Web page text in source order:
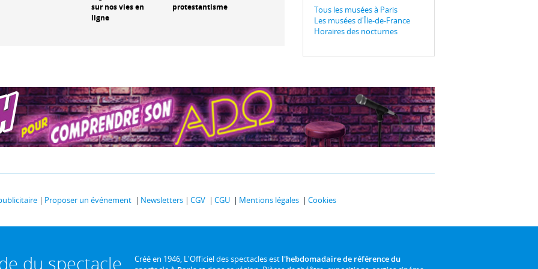
sur nos vies en
ligne
protestantisme
Tous les musées à Paris
Les musées d'Île-de-France
Horaires des nocturnes
Proposer un événement Newsletters CGV CGU Mentions légales Cookies
du spectacle Créé en 1946, L'Officiel des spectacles est l'hebdomadaire de référence du